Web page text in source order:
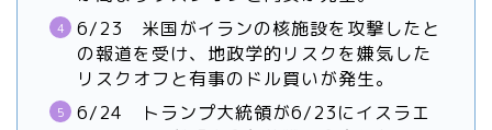
6/23 米国がイランの核施設を攻撃したと
の報道を受け、地政学的リスクを嫌気した
リスクオフと有事のドル買いが発生。
6/24 トランプ大統領が6/23にイスラエ